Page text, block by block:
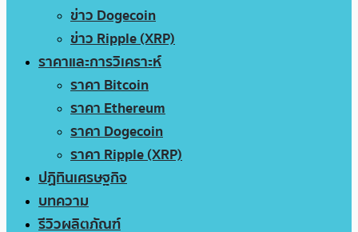
ข่าว Dogecoin
ข่าว Ripple (XRP)
ราคาและการวิเคราะห์
ราคา Bitcoin
ราคา Ethereum
ราคา Dogecoin
ราคา Ripple (XRP)
ปฏิทินเศรษฐกิจ
บทความ
รีวิวผลิตภัณฑ์